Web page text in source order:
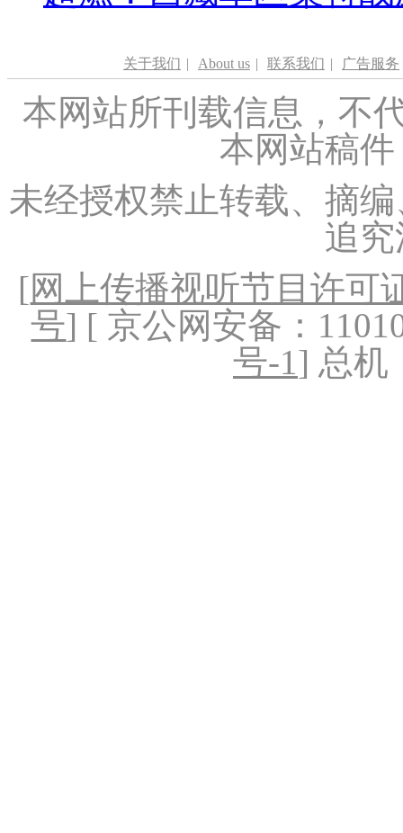
关于我们 | About us | 联系我们 | 广告服务
本网站所刊载信息，不
本网站稿
未经授权禁止转载、摘
追
[网上传播视听节目许可
号] [ 京公网安备：
号-1] 总机